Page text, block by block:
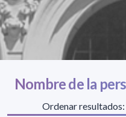
Nombre de la
Ordenar